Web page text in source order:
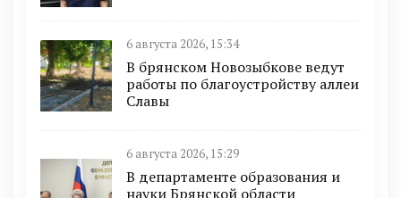
6 августа 2026, 15:34
В брянском Новозыбкове ведут
работы по благоустройству аллеи
Славы
6 августа 2026, 15:29
В департаменте образования и
науки Брянской области